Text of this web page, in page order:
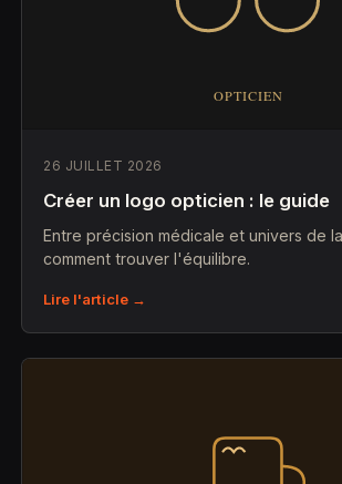
26 JUILLET 2026
Créer un logo opticien : le guide
Entre précision médicale et univers de
comment trouver l'équilibre.
Lire l'article →